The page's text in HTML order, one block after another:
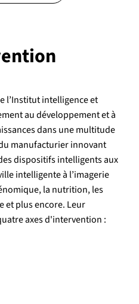
l’Institut intelligence et
au développement et à
dans une multitude
manufacturier innovant
dispositifs intelligents aux
intelligente à l’imagerie
la nutrition, les
et plus encore. Leur
axes d'intervention :